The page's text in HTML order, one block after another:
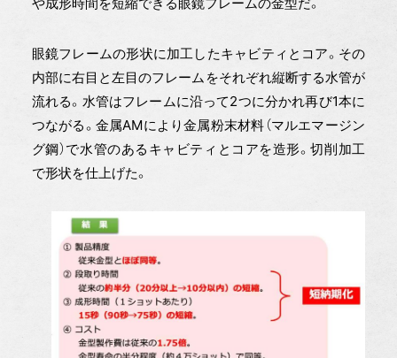
眼鏡フレームの形状に加工したキャビティとコア。その
内部に右目と左目のフレームをそれぞれ縦断する水管が
流れる。水管はフレームに沿って2つに分かれ再び1本に
つながる。金属AMにより金属粉末材料（マルエマージン
グ鋼）で水管のあるキャビティとコアを造形。切削加工
で形状を仕上げた。